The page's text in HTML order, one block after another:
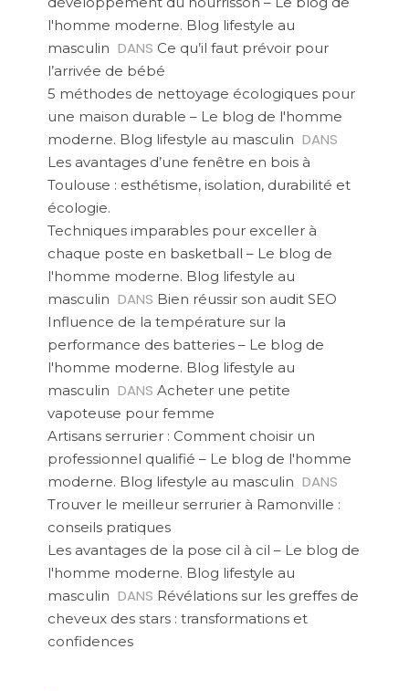
l'homme moderne. Blog lifestyle au
masculin DANS Ce qu’il faut prévoir pour
l’arrivée de bébé
5 méthodes de nettoyage écologiques pour
une maison durable – Le blog de l'homme
moderne. Blog lifestyle au masculin DANS
Les avantages d’une fenêtre en bois à
Toulouse : esthétisme, isolation, durabilité et
écologie.
Techniques imparables pour exceller à
chaque poste en basketball – Le blog de
l'homme moderne. Blog lifestyle au
masculin DANS Bien réussir son audit SEO
Influence de la température sur la
performance des batteries – Le blog de
l'homme moderne. Blog lifestyle au
masculin DANS Acheter une petite
vapoteuse pour femme
Artisans serrurier : Comment choisir un
professionnel qualifié – Le blog de l'homme
moderne. Blog lifestyle au masculin DANS
Trouver le meilleur serrurier à Ramonville :
conseils pratiques
Les avantages de la pose cil à cil – Le blog de
l'homme moderne. Blog lifestyle au
masculin DANS Révélations sur les greffes de
cheveux des stars : transformations et
confidences